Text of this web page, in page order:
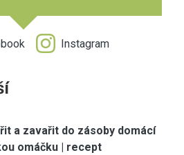
Instagram
a zavařit do zásoby domácí
omáčku | recept